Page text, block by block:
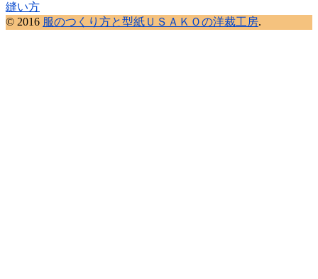
縫い方
© 2016 服のつくり方と型紙ＵＳＡＫＯの洋裁工房.